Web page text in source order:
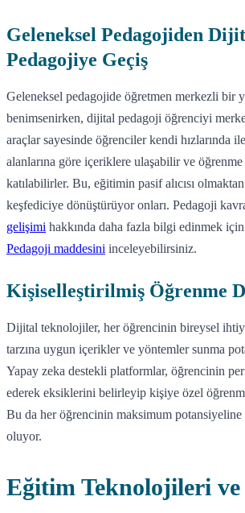
Geleneksel Pedagojiden
Pedagojiye Geçiş
Geleneksel pedagojide öğretmen merkezli bir
benimsenirken, dijital pedagoji öğrenciyi
araçlar sayesinde öğrenciler kendi hızlarında
alanlarına göre içeriklere ulaşabilir ve
katılabilirler. Bu, eğitimin pasif alıcısı
keşfediciye dönüştürüyor onları. Pedagoji
gelişimi hakkında daha fazla bilgi edinmek için
Pedagoji maddesini inceleyebilirsiniz.
Kişiselleştirilmiş Öğrenme
Dijital teknolojiler, her öğrencinin bireysel
tarzına uygun içerikler ve yöntemler sunma
Yapay zeka destekli platformlar, öğrencinin
ederek eksiklerini belirleyip kişiye özel
Bu da her öğrencinin maksimum potansiyeline
oluyor.
Eğitim Teknolojileri ve